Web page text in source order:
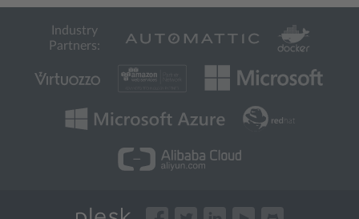
Industry
Partners: